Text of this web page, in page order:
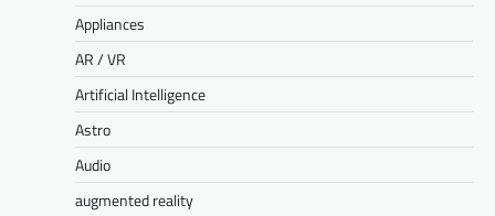
Appliances
AR / VR
Artificial Intelligence
Astro
Audio
augmented reality